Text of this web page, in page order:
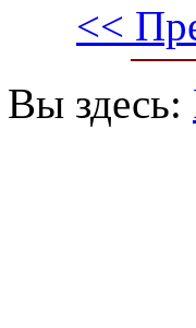
<<
Вы здесь: